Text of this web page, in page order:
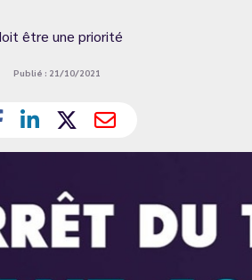
être une priorité
Publié : 21/10/2021